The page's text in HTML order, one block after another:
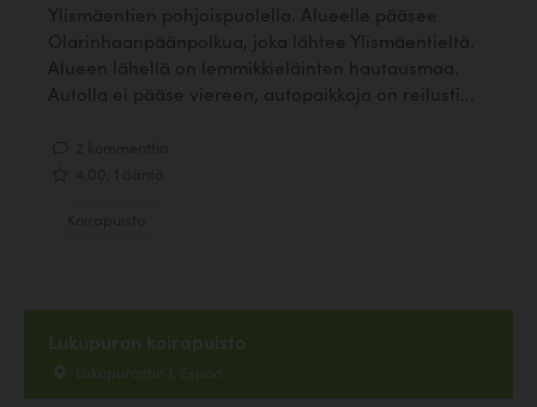
Ylismäentien pohjoispuolella. Alueelle pääsee
Olarinhaanpäänpolkua, joka lähtee Ylismäentieltä.
Alueen lähellä on lemmikkieläinten hautausmaa.
Autolla ei pääse viereen, autopaikkoja on reilusti...
Lukupuron koirapuisto
Lukupurontie 1, Espoo